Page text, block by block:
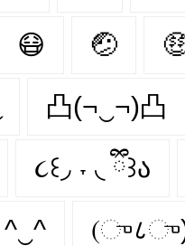
😷 🤕
凸(¬‿¬)凸
૮꒰◞ ˕ ◟ ྀི꒱ა
^‿^